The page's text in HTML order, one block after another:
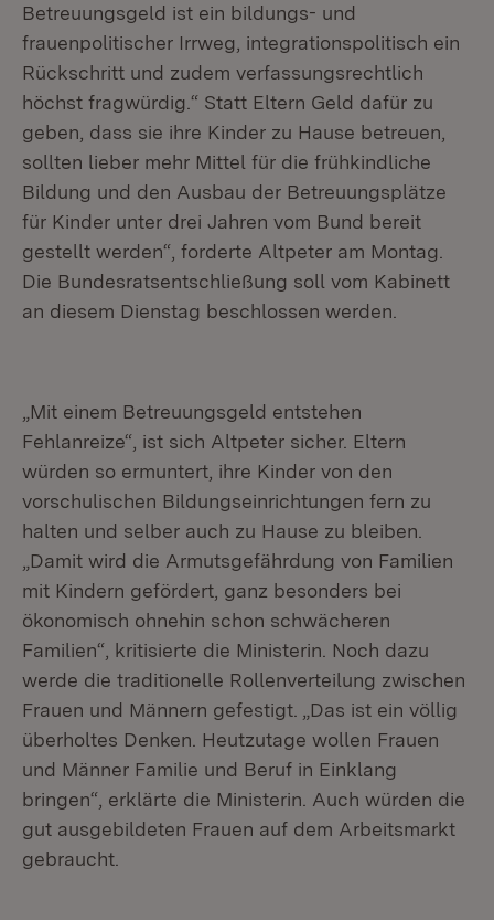
Betreuungsgeld ist ein bildungs- und
frauenpolitischer Irrweg, integrationspolitisch ein
Rückschritt und zudem verfassungsrechtlich
höchst fragwürdig.“ Statt Eltern Geld dafür zu
geben, dass sie ihre Kinder zu Hause betreuen,
sollten lieber mehr Mittel für die frühkindliche
Bildung und den Ausbau der Betreuungsplätze
für Kinder unter drei Jahren vom Bund bereit
gestellt werden“, forderte Altpeter am Montag.
Die Bundesratsentschließung soll vom Kabinett
an diesem Dienstag beschlossen werden.
„Mit einem Betreuungsgeld entstehen
Fehlanreize“, ist sich Altpeter sicher. Eltern
würden so ermuntert, ihre Kinder von den
vorschulischen Bildungseinrichtungen fern zu
halten und selber auch zu Hause zu bleiben.
„Damit wird die Armutsgefährdung von Familien
mit Kindern gefördert, ganz besonders bei
ökonomisch ohnehin schon schwächeren
Familien“, kritisierte die Ministerin. Noch dazu
werde die traditionelle Rollenverteilung zwischen
Frauen und Männern gefestigt. „Das ist ein völlig
überholtes Denken. Heutzutage wollen Frauen
und Männer Familie und Beruf in Einklang
bringen“, erklärte die Ministerin. Auch würden die
gut ausgebildeten Frauen auf dem Arbeitsmarkt
gebraucht.